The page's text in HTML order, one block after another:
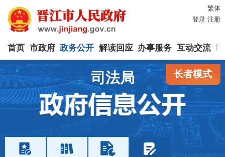
繁体
登录 注册
首页 市政府 政务公开 解读回应 办事服务 互动交流
长者模式
司法局